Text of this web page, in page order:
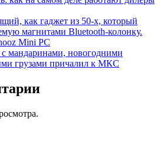
как гаджет из 50-х, который
магнитами Bluetooth-колонку.
Mini PC
мандаринами, новогодними
грузами причалил к МКС